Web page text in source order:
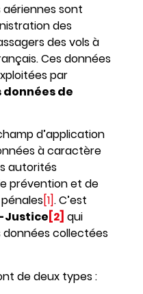
sont
des
des vols à
Ces données
par
de
d’application
à caractère
autorités
prévention et de
[1]. C’est
Justice[2] qui
données collectées
de deux types :